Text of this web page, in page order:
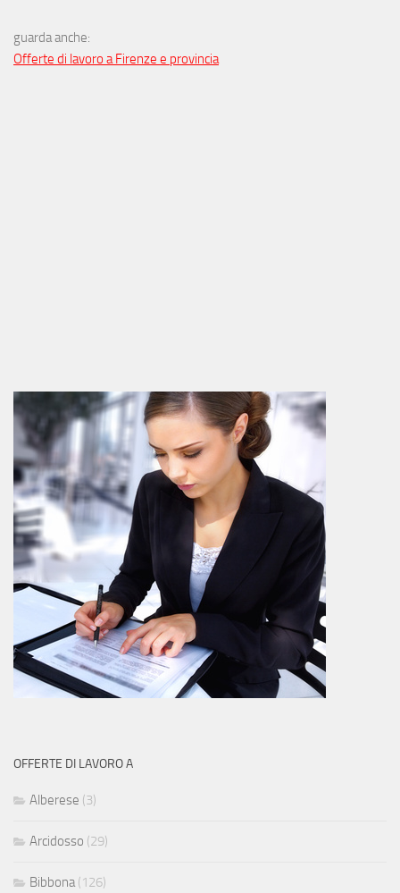
guarda anche:
Offerte di lavoro a Firenze e provincia
OFFERTE DI LAVORO A
Alberese (3)
Arcidosso (29)
Bibbona (126)